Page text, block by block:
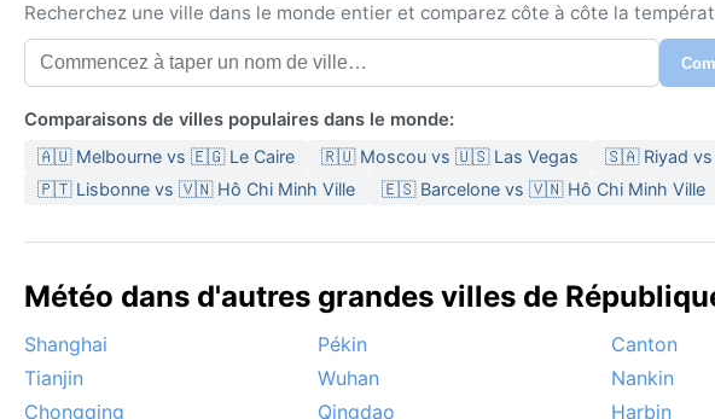
Recherchez une ville dans le monde entier et comparez côte à côte la
Comparaisons de villes populaires dans le monde:
🇦🇺 Melbourne vs 🇪🇬 Le Caire 🇷🇺 Moscou vs 🇺🇸 Las Vegas 🇸🇦 Riyad
🇵🇹 Lisbonne vs 🇻🇳 Hô Chi Minh Ville
🇪🇸 Barcelone vs 🇻🇳 Hô Chi Minh Ville
Météo dans d'autres grandes villes de
Shanghai Pékin Canton
Tianjin
Wuhan Nankin
Chongqing
Qingdao Harbin